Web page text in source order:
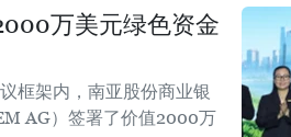
万美元绿色资金
框架内，南亚股份商业银
AG）签署了价值2000万